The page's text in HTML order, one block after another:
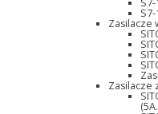
Zasilacze
Zasilacze